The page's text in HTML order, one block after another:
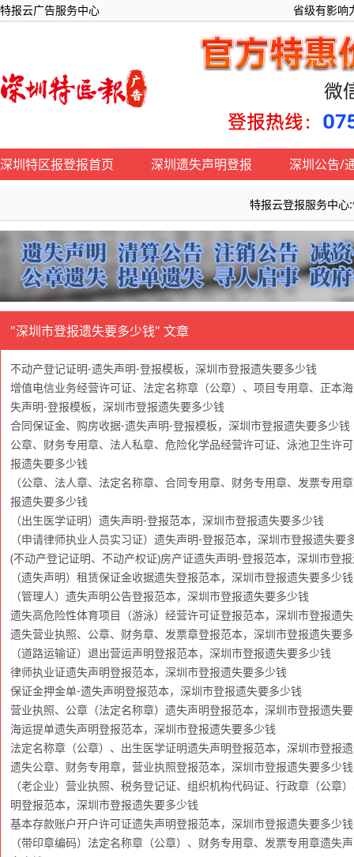
特报云广告服务中心 省级有影响
深圳特区报登报首页 深圳遗失声明登报 深圳公告/
特报云登报服务中心:
"深圳市登报遗失要多少钱" 文章
不动产登记证明-遗失声明-登报模板，深圳市登报遗失要多少钱
增值电信业务经营许可证、法定名称章（公章）、项目专用章、正本
失声明-登报模板，深圳市登报遗失要多少钱
合同保证金、购房收据-遗失声明-登报模板，深圳市登报遗失要多少钱
公章、财务专用章、法人私章、危险化学品经营许可证、泳池卫生许
报遗失要多少钱
（公章、法人章、法定名称章、合同专用章、财务专用章、发票专用
报遗失要多少钱
（出生医学证明）遗失声明-登报范本，深圳市登报遗失要多少钱
（申请律师执业人员实习证）遗失声明-登报范本，深圳市登报遗失要
(不动产登记证明、不动产权证)房产证遗失声明-登报范本，深圳市登
（遗失声明）租赁保证金收据遗失登报范本，深圳市登报遗失要多少钱
（管理人）遗失声明公告登报范本，深圳市登报遗失要多少钱
遗失高危险性体育项目（游泳）经营许可证登报范本，深圳市登报遗
遗失营业执照、公章、财务章、发票章登报范本，深圳市登报遗失要
（道路运输证）退出营运声明登报范本，深圳市登报遗失要多少钱
律师执业证遗失声明登报范本，深圳市登报遗失要多少钱
保证金押金单-遗失声明登报范本，深圳市登报遗失要多少钱
营业执照、公章（法定名称章）遗失声明登报范本，深圳市登报遗失
海运提单遗失声明登报范本，深圳市登报遗失要多少钱
法定名称章（公章）、出生医学证明遗失声明登报范本，深圳市登报
遗失公章、财务专用章，营业执照登报范本，深圳市登报遗失要多少钱
（老企业）营业执照、税务登记证、组织机构代码证、行政章（公章
明登报范本，深圳市登报遗失要多少钱
基本存款账户开户许可证遗失声明登报范本，深圳市登报遗失要多少钱
（带印章编码）法定名称章（公章）、财务专用章、发票专用章遗失